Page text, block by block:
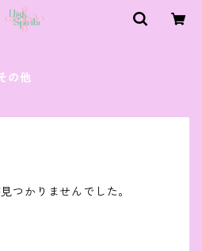
の他
つかりませんでした。